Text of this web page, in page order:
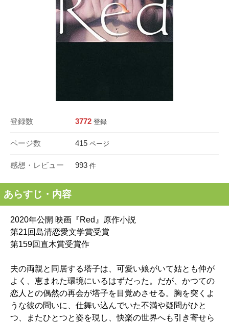
登録数 3772 登録
ページ数 415 ページ
感想・レビュー 993 件
あらすじ・内容
2020年公開 映画『Red』原作小説
第21回島清恋愛文学賞受賞
第159回直木賞受賞作
夫の両親と同居する塔子は、可愛い娘がいて姑とも仲が
よく、恵まれた環境にいるはずだった。だが、かつての
恋人との偶然の再会が塔子を目覚めさせる。胸を突くよ
うな彼の問いに、仕舞い込んでいた不満や疑問がひと
つ、またひとつと姿を現し、快楽の世界へも引き寄せら